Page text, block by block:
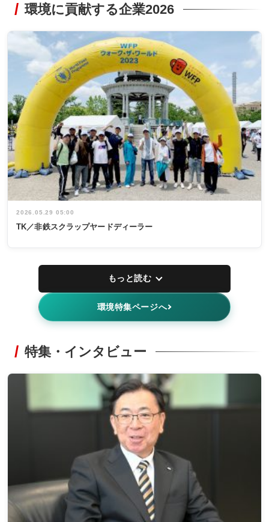
環境に貢献する企業2026
2026.05.29 05:00
TK／非鉄スクラップヤードディーラー
もっと読む
環境特集ページへ
特集・インタビュー